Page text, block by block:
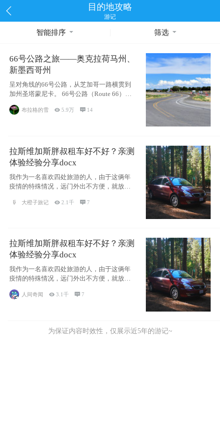
目的地攻略
游记
智能排序 筛选
66号公路之旅——奥克拉荷马州、
新墨西哥州
呈对角线的66号公路，从芝加哥一路横贯到
加州圣塔蒙尼卡。 66号公路（Route 66），
被美国人
布拉格的雪  5.9万  14
拉斯维加斯胖叔租车好不好？亲测
体验经验分享docx
我作为一名喜欢四处旅游的人，由于这俩年
疫情的特殊情况，远门外出不方便，就放弃
大橙子旅记 2.1千 7
拉斯维加斯胖叔租车好不好？亲测
体验经验分享docx
我作为一名喜欢四处旅游的人，由于这俩年
疫情的特殊情况，远门外出不方便，就放弃
了去美国
人间奇闻 3.1千 7
为保证内容时效性，仅展示近5年的游记~